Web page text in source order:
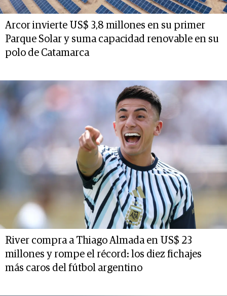
Arcor invierte US$ 3,8 millones en su primer
Parque Solar y suma capacidad renovable en su
polo de Catamarca
River compra a Thiago Almada en US$ 23
millones y rompe el récord: los diez fichajes
más caros del fútbol argentino